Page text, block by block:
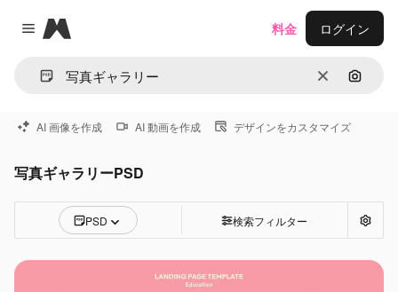
Close menu
Magnific
消去 画像で
料金 ログイン
AI 画像を作成 AI 動画を作成 デザインをカスタマイズ
写真ギャラリーPSD
PSD 検索フィルター